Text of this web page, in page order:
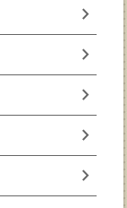
chevron_right
chevron_right
chevron_right
chevron_right
chevron_right